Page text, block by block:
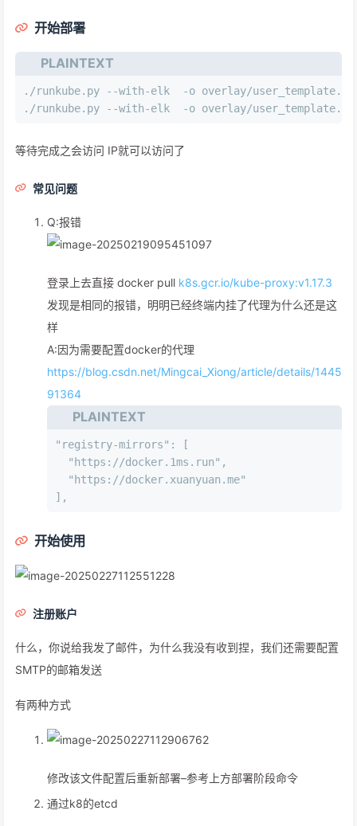
开始部署
PLAINTEXT
./runkube.py --with-elk  -o overlay/
./runkube.py --with-elk  -o overlay/
等待完成之会访问 IP就可以访问了
常见问题
Q:报错
登录上去直接 docker pull k8s.gcr.io/kube-proxy:v1.17.3
发现是相同的报错，明明已经终端内挂了代理为什么还是这
样
A:因为需要配置docker的代理
https://blog.csdn.net/Mingcai_Xiong/article/details/1445
91364
PLAINTEXT
"registry-mirrors": [
  "https://docker.1ms.run",
  "https://docker.xuanyuan.me"
],
开始使用
注册账户
什么，你说给我发了邮件，为什么我没有收到捏，我们还需要配置
SMTP的邮箱发送
有两种方式
修改该文件配置后重新部署–参考上方部署阶段命令
通过k8的etcd